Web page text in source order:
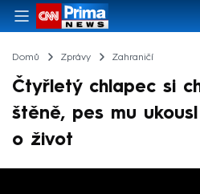
Domů Zprávy Zahraničí
Čtyřletý chlapec si
štěně, pes mu
o život